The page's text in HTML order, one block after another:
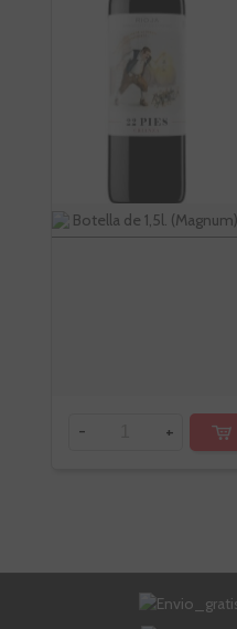
Botella de 1,5l. (Magnum)
- +